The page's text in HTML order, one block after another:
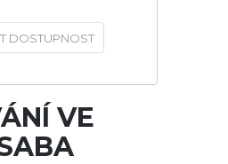
DOSTUPNOST
VE